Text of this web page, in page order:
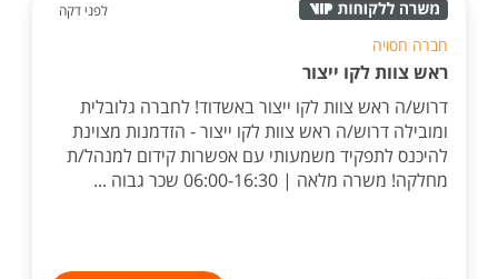
לפני דקה
חברה חסויה
ראש צוות לקו ייצור
דרוש/ה ראש צוות לקו ייצור באשדוד! לחברה גלובלית
ומובילה דרוש/ה ראש צוות לקו ייצור - הזדמנות מצוינת
להיכנס לתפקיד משמעותי עם אפשרות קידום למנהל/ת
מחלקה! משרה מלאה | 06:00-16:30 שכר גבוה ...